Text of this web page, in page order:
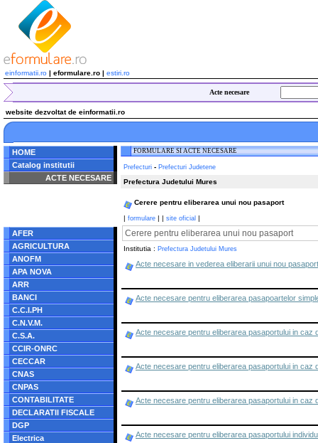
einformatii.ro | eformulare.ro | estiri.ro
Acte necesare
website dezvoltat de einformatii.ro
HOME
Catalog institutii
ACTE NECESARE
/home/eformulare.ro/public_html/navigare/stanga.php
AFER
AGRICULTURA
ANOFM
APA NOVA
ARR
BANCI
C.C.I.PH
C.N.V.M.
C.S.A.
CCIR-ONRC
CECCAR
CNAS
CNPAS
CONTABILITATE
DECLARATII FISCALE
DGP
Electrica
FORMULARE SI ACTE NECESARE
Prefecturi - Prefecturi Judetene
Prefectura Judetului Mures
Cerere pentru eliberarea unui nou pasaport
| formulare | | site oficial |
Cerere pentru eliberarea unui nou pasaport
Institutia : Prefectura Judetului Mures
Acte necesare in vederea eliberarii unui nou
Acte necesare pentru eliberarea pasapoartelor
Acte necesare pentru eliberarea pasaportului in caz
Acte necesare pentru eliberarea pasaportului in caz
Acte necesare pentru eliberarea pasaportului in caz
Acte necesare pentru eliberarea pasaportului